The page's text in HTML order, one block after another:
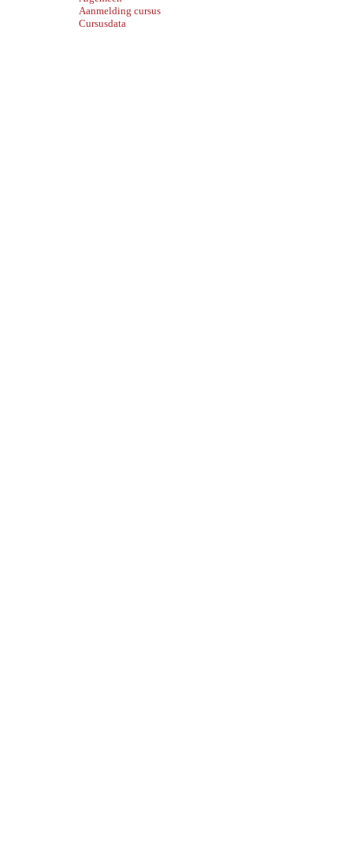
Aanmelding cursus
Cursusdata